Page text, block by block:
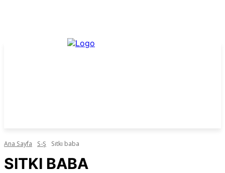
Ana Sayfa S-Ş Sıtkı baba
SITKI BABA